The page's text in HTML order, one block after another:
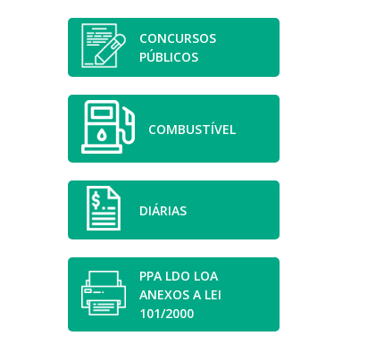
CONCURSOS
PÚBLICOS
COMBUSTÍVEL
DIÁRIAS
PPA LDO LOA
ANEXOS A LEI
101/2000